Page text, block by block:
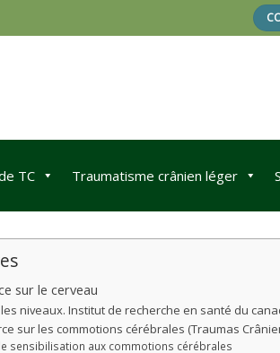
TC Traumatisme crânien léger
sur le cerveau
niveaux. Institut de recherche en santé du
sur les commotions cérébrales (Traumas
sensibilisation aux commotions cérébrales